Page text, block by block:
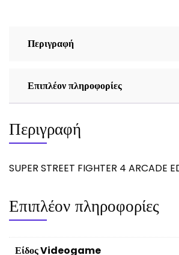
Περιγραφή
Επιπλέον πληροφορίες
Περιγραφή
SUPER STREET FIGHTER 4 ARCADE
Επιπλέον πληροφορίες
Είδος Videogame